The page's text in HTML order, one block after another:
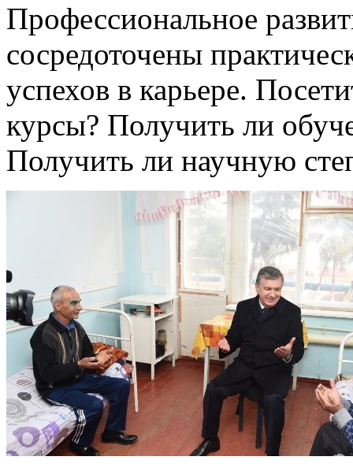
Профессиональное
сосредоточены
успехов в карьере.
курсы? Получить ли
Получить ли научную